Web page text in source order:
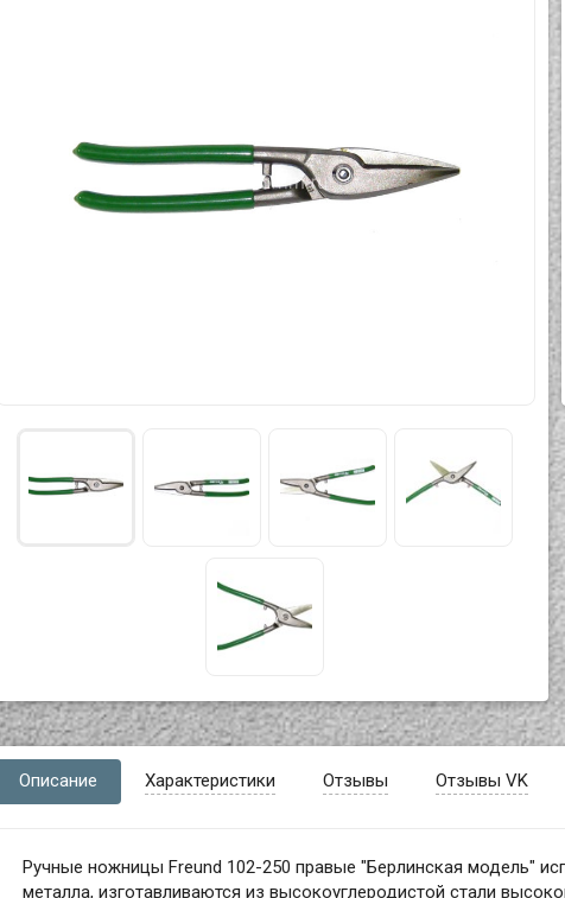
Описание Характеристики Отзывы Отзывы VK
Ручные ножницы Freund 102-250 правые "Берлинская модель"
металла, изготавливаются из высокоуглеродистой стали